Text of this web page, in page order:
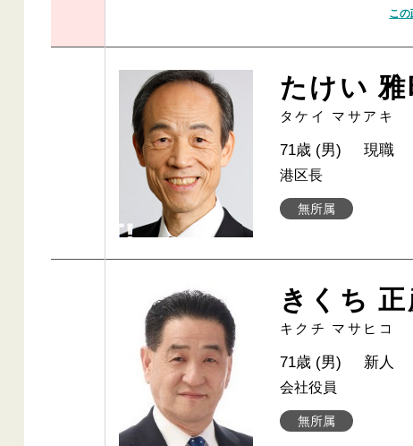
こ
たけい 雅
タケイ マサアキ
無所属
71歳 (男) 現職
港区長
きくち 正
キクチ マサヒコ
無所属
71歳 (男) 新人
会社役員